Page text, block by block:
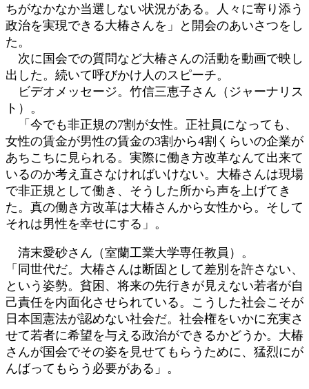
ちがなかなか当選しない状況がある。人々に寄り添う
政治を実現できる大椿さんを」と開会のあいさつをし
た。
次に国会での質問など大椿さんの活動を動画で映し
出した。続いて呼びかけ人のスピーチ。
ビデオメッセージ。竹信三恵子さん（ジャーナリス
ト）。
「今でも非正規の7割が女性。正社員になっても、
女性の賃金が男性の賃金の3割から4割くらいの企業が
あちこちに見られる。実際に働き方改革なんて出来て
いるのか考え直さなければいけない。大椿さんは現場
で非正規として働き、そうした所から声を上げてき
た。真の働き方改革は大椿さんから女性から。そして
それは男性を幸せにする」。
清末愛砂さん（室蘭工業大学専任教員）。
「同世代だ。大椿さんは断固として差別を許さない、
という姿勢。貧困、将来の先行きが見えない若者が自
己責任を内面化させられている。こうした社会こそが
日本国憲法が認めない社会だ。社会権をいかに充実さ
せて若者に希望を与える政治ができるかどうか。大椿
さんが国会でその姿を見せてもらうために、猛烈にが
んばってもらう必要がある」。